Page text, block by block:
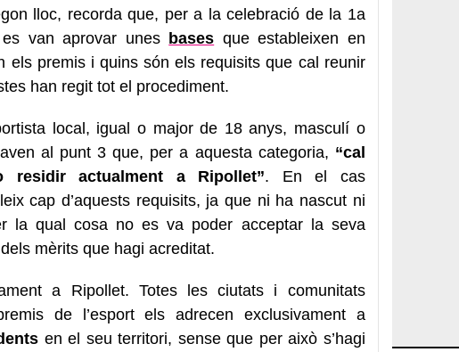
lloc, recorda que, per a la celebració de la 1a
van aprovar unes bases que estableixen en
els premis i quins són els requisits que cal reunir
han regit tot el procediment.
local, igual o major de 18 anys, masculí o
al punt 3 que, per a aquesta categoria, “cal
actualment a Ripollet”. En el cas
cap d’aquests requisits, ja que ni ha nascut ni
la qual cosa no es va poder acceptar la seva
mèrits que hagi acreditat.
a Ripollet. Totes les ciutats i comunitats
de l’esport els adrecen exclusivament a
en el seu territori, sense que per això s’hagi